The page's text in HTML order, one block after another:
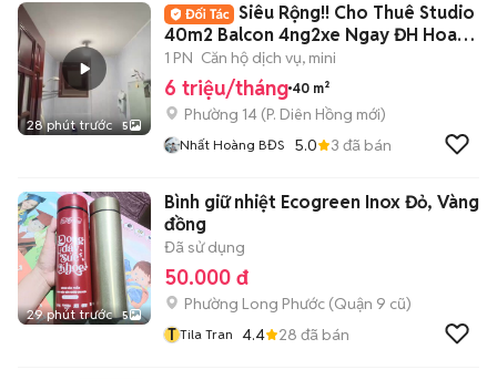
28 phút trước 5
Siêu Rộng!! Cho Thuê Studio
40m2 Balcon 4ng2xe Ngay ĐH Hoa
Sen ĐH UEH
1 PN Căn hộ dịch vụ, mini
6 triệu/tháng 40 m²
Phường 14 (P. Diên Hồng mới)
Nhất Hoàng BĐS 5.0 3 đã bán
29 phút trước 5
Bình giữ nhiệt Ecogreen Inox Đỏ, Vàng
đồng
Đã sử dụng
50.000 đ
Phường Long Phước (Quận 9 cũ)
T Tila Tran 4.4 28 đã bán